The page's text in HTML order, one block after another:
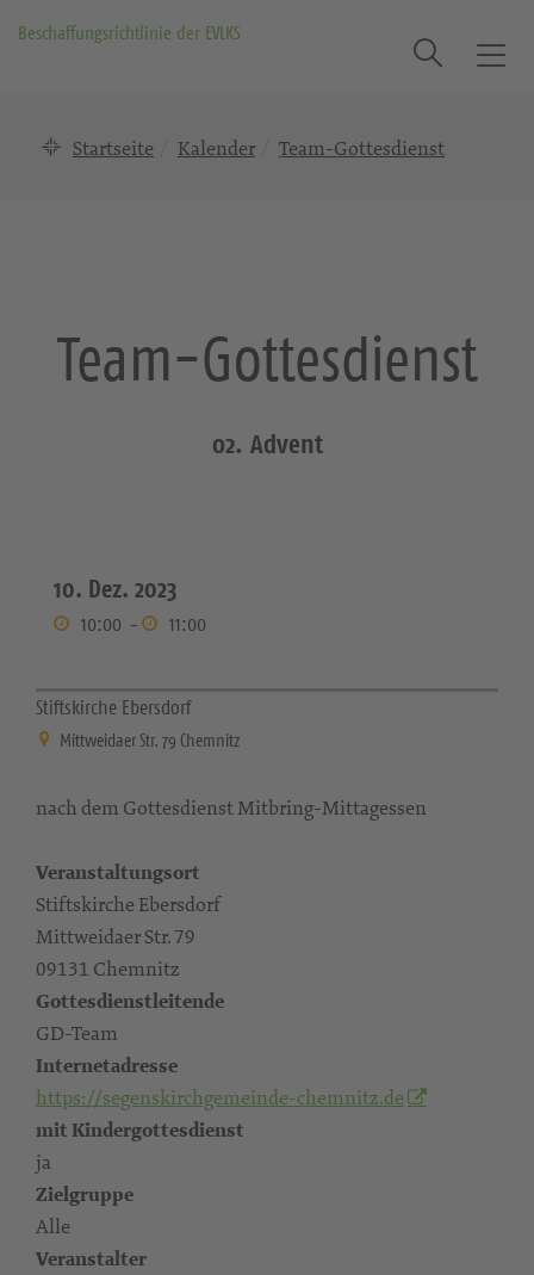
Beschaffungsrichtlinie der EVLKS
T
Suche
Startseite Kalender Team-Gottesdienst
Team-Gottesdienst
02. Advent
10. Dez. 2023
10:00 - 11:00
Stiftskirche Ebersdorf
Mittweidaer Str. 79 Chemnitz
nach dem Gottesdienst Mitbring-Mittagessen
Veranstaltungsort
Stiftskirche Ebersdorf
Mittweidaer Str. 79
09131 Chemnitz
Gottesdienstleitende
GD-Team
Internetadresse
https://segenskirchgemeinde-chemnitz.de
mit Kindergottesdienst
ja
Zielgruppe
Alle
Veranstalter